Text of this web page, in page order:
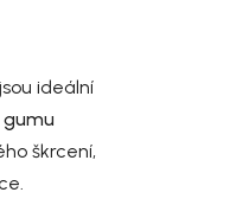
jsou ideální
gumu
škrcení,